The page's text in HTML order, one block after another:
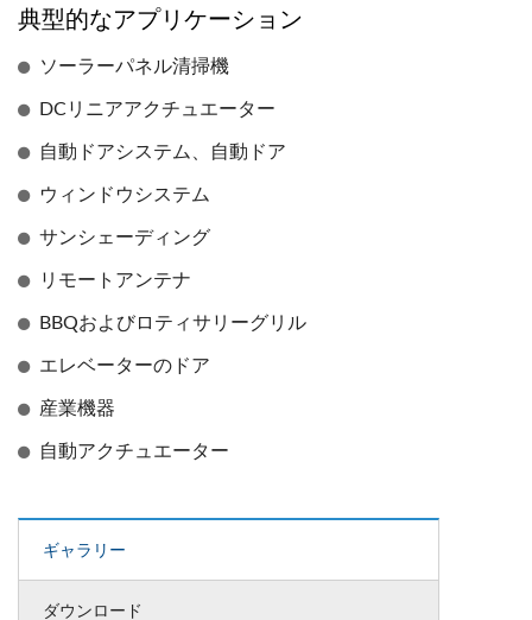
典型的なアプリケーション
ソーラーパネル清掃機
DCリニアアクチュエーター
自動ドアシステム、自動ドア
ウィンドウシステム
サンシェーディング
リモートアンテナ
BBQおよびロティサリーグリル
エレベーターのドア
産業機器
自動アクチュエーター
ギャラリー
ダウンロード